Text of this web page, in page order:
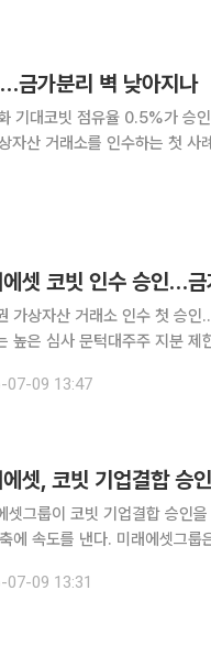
금가분리 벽 낮아지나
기대코빗 점유율 0.5%가 승
셋 코빗 인수 승인…금
가상자산 거래소 인수 첫 승
높은 심사 문턱대주주 지분 제한 등
(금융과 가상자산 분리)’ 기조
07-09 13:47
셋, 코빗 기업결합 승
셋그룹이 코빗 기업결합 승인
에셋그룹은 코빗에 대한 공정거래위원회의 기업결합심사가 완료됐다고
07-09 13:31